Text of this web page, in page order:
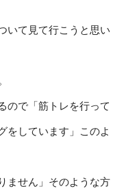
いて見て行こうと思い
ので「筋トレを行って
をしています」このよ
ません」そのような方